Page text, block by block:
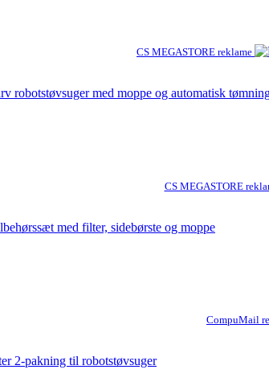
CS MEGASTORE reklame
robotstøvsuger med moppe og automatisk
CS MEGASTORE
med filter, sidebørste og moppe
CompuMail
2-pakning til robotstøvsuger